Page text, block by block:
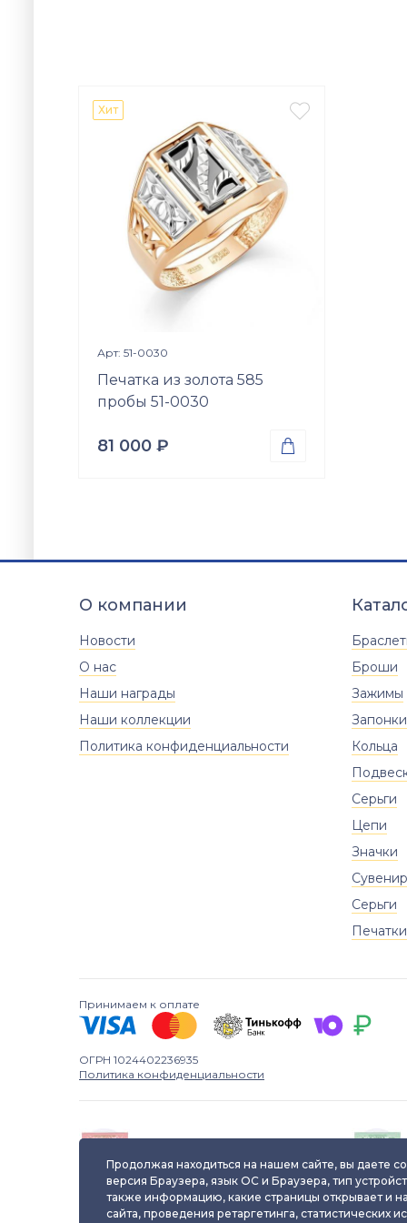
Хит 
Арт: 51-0030
Печатка из золота 585
пробы 51-0030
81 000 ₽ 
Вставки
Размер
20
22.5
О компании
Новости
О нас
Наши награды
Наши коллекции
Политика конфиденциальности
Броши
Зажимы
Запонки
Кольца
Серьги
Цепи
Значки
Серьги
Печатки
Принимаем к оплате
ОГРН 1024402236935
Политика конфиденциальности
ювелирного изделия
Продолжая находиться на нашем сайте, вы даете
версия Браузера, язык ОС и Браузера, тип
также информацию, какие страницы открывает и
сайта, проведения ретаргетинга, статистических